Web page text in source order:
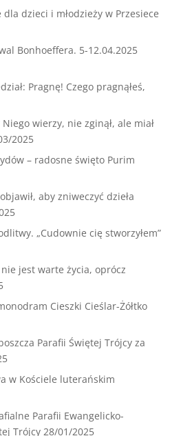
dla dzieci i młodzieży w Przesiece
Bonhoeffera. 5-12.04.2025
Pragnę! Czego pragnąłeś,
wierzy, nie zginął, ale miał
2025
– radosne święto Purim
aby zniweczyć dzieła
„Cudownie cię stworzyłem”
jest warte życia, oprócz
Cieszki Cieślar-Żółtko
Parafii Świętej Trójcy za
w Kościele luterańskim
Parafii Ewangelicko-
Trójcy 28/01/2025